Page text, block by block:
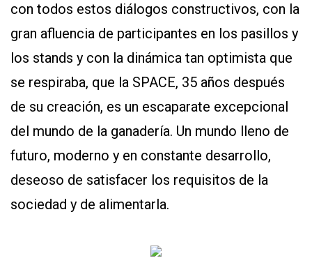
con todos estos diálogos constructivos, con la
gran afluencia de participantes en los pasillos y
los stands y con la dinámica tan optimista que
se respiraba, que la SPACE, 35 años después
de su creación, es un escaparate excepcional
del mundo de la ganadería. Un mundo lleno de
futuro, moderno y en constante desarrollo,
deseoso de satisfacer los requisitos de la
sociedad y de alimentarla.